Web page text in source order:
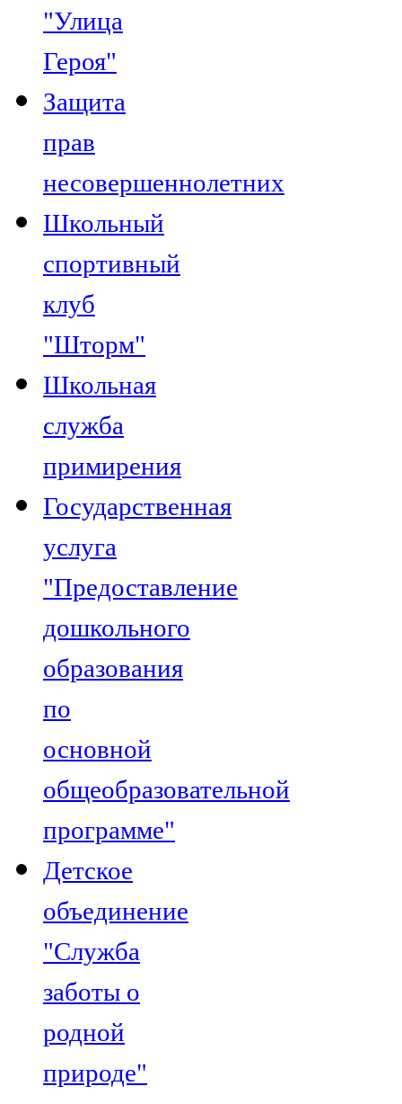
"Улица
Героя"
Защита
прав
несовершеннолетних
Школьный
спортивный
клуб
"Шторм"
Школьная
служба
примирения
Государственная
услуга
"Предоставление
дошкольного
образования
по
основной
общеобразовательной
программе"
Детское
объединение
"Служба
заботы о
родной
природе"